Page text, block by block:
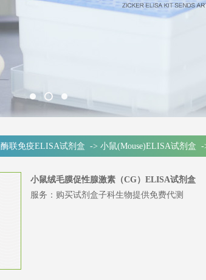
酶联免疫ELISA试剂盒 -> 小鼠(Mouse)ELISA试剂盒 -
小鼠绒毛膜促性腺激素（CG）ELISA试剂盒
服务：购买试剂盒子科生物提供免费代测